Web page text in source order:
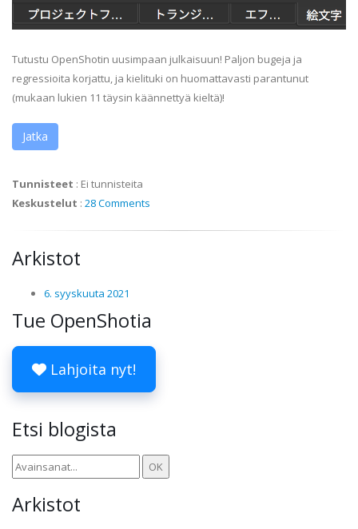
Tutustu OpenShotin uusimpaan julkaisuun! Paljon bugeja ja
regressioita korjattu, ja kielituki on huomattavasti parantunut
(mukaan lukien 11 täysin käännettyä kieltä)!
Jatka
Tunnisteet : Ei tunnisteita
Keskustelut : 28 Comments
Arkistot
6. syyskuuta 2021
Tue OpenShotia
Lahjoita nyt!
Etsi blogista
Arkistot